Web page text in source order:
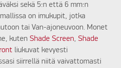
sekä 5:n että 6 mm:n
on imukupit, jotka
tai Van-ajoneuvoon. Monet
kuten Shade Screen,Shade
liukuvat kevyesti
siirrellä niitä vaivattomasti